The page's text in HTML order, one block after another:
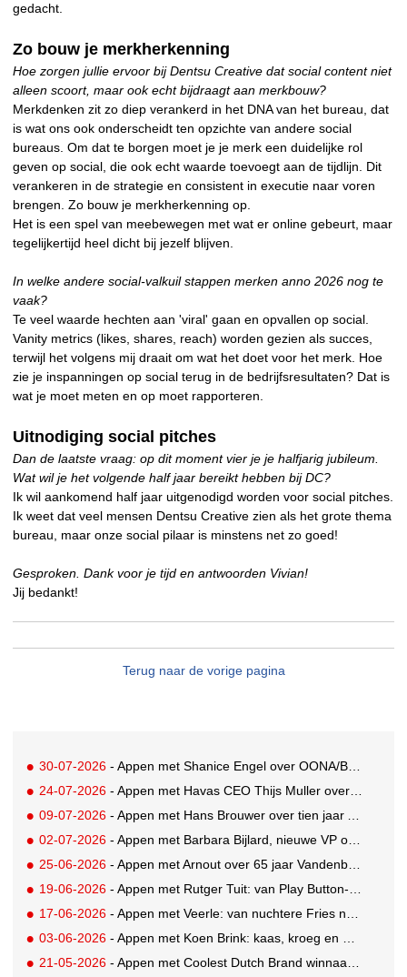
gedacht.
Zo bouw je merkherkenning
Hoe zorgen jullie ervoor bij Dentsu Creative dat social content niet
alleen scoort, maar ook echt bijdraagt aan merkbouw?
Merkdenken zit zo diep verankerd in het DNA van het bureau, dat
is wat ons ook onderscheidt ten opzichte van andere social
bureaus. Om dat te borgen moet je je merk een duidelijke rol
geven op social, die ook echt waarde toevoegt aan de tijdlijn. Dit
verankeren in de strategie en consistent in executie naar voren
brengen. Zo bouw je merkherkenning op.
Het is een spel van meebewegen met wat er online gebeurt, maar
tegelijkertijd heel dicht bij jezelf blijven.
In welke andere social-valkuil stappen merken anno 2026 nog te
vaak?
Te veel waarde hechten aan 'viral' gaan en opvallen op social.
Vanity metrics (likes, shares, reach) worden gezien als succes,
terwijl het volgens mij draait om wat het doet voor het merk. Hoe
zie je inspanningen op social terug in de bedrijfsresultaten? Dat is
wat je moet meten en op moet rapporteren.
Uitnodiging social pitches
Dan de laatste vraag: op dit moment vier je je halfjarig jubileum.
Wat wil je het volgende half jaar bereikt hebben bij DC?
Ik wil aankomend half jaar uitgenodigd worden voor social pitches.
Ik weet dat veel mensen Dentsu Creative zien als het grote thema
bureau, maar onze social pilaar is minstens net zo goed!
Gesproken. Dank voor je tijd en antwoorden Vivian!
Jij bedankt!
Terug naar de vorige pagina
30-07-2026 - Appen met Shanice Engel over OONA/BAAS' Human Influence Paper
24-07-2026 - Appen met Havas CEO Thijs Muller over de overname van SportVibes
09-07-2026 - Appen met Hans Brouwer over tien jaar A'DAM Toren
02-07-2026 - Appen met Barbara Bijlard, nieuwe VP of Clients bij DEPT
25-06-2026 - Appen met Arnout over 65 jaar Vandenbusken
19-06-2026 - Appen met Rutger Tuit: van Play Button-parkeerplaats tot Grand Prix-stem
17-06-2026 - Appen met Veerle: van nuchtere Fries naar Cannes-correspondent
03-06-2026 - Appen met Koen Brink: kaas, kroeg en Oranjegekte
21-05-2026 - Appen met Coolest Dutch Brand winnaar Caroline van Turennout (Zeeman)